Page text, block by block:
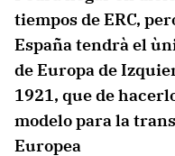
tiempos de ERC,
España tendrà el
de Europa de
1921, que de
modelo para la
Europea